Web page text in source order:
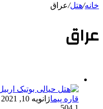
خانه/هتل/عراق
عراق
قاره پیماژانویه 10, 2021